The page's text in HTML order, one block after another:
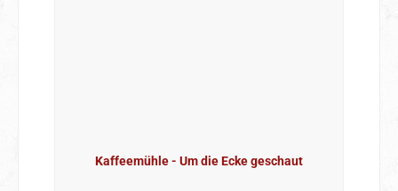
Kaffeemühle - Um die Ecke geschaut